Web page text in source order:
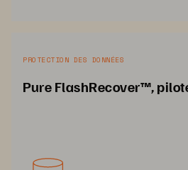
PROTECTION DES DONNÉES
Pure FlashRecover™,